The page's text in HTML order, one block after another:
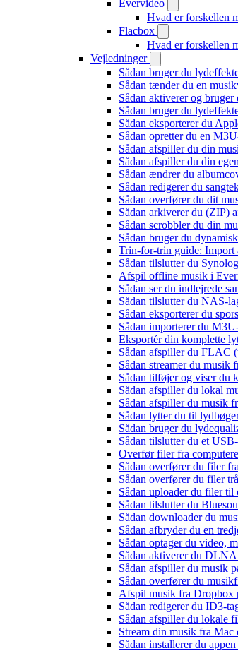
Evervideo
Hvad er forskellen
Flacbox
Hvad er forskellen
Vejledninger
Sådan bruger du
Sådan tænder du en
Sådan aktiverer og
Sådan bruger du
Sådan eksporterer du
Sådan opretter du en
Sådan afspiller du din
Sådan afspiller du din
Sådan ændrer du
Sådan redigerer du
Sådan overfører du dit
Sådan arkiverer du (ZIP)
Sådan scrobbler du din
Sådan bruger du
Trin-for-trin guide:
Sådan tilslutter du
Afspil offline musik i
Sådan ser du indlejrede
Sådan tilslutter du NAS-
Sådan eksporterer du
Sådan importerer du
Eksportér din komplette
Sådan afspiller du FLAC
Sådan streamer du
Sådan tilføjer og viser du
Sådan afspiller du lokal
Sådan afspiller du musik
Sådan lytter du til
Sådan bruger du
Sådan tilslutter du et
Overfør filer fra
Sådan overfører du filer
Sådan overfører du filer
Sådan uploader du filer
Sådan tilslutter du
Sådan downloader du
Sådan afbryder du en
Sådan optager du video,
Sådan aktiverer du
Sådan afspiller du musik
Sådan overfører du
Afspil musik fra Dropbox
Sådan redigerer du ID3-
Sådan afspiller du lokale
Stream din musik fra
Sådan installerer du